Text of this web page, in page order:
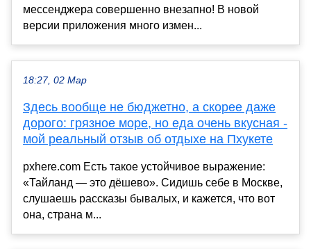
мессенджера совершенно внезапно! В новой
версии приложения много измен...
18:27, 02 Мар
Здесь вообще не бюджетно, а скорее даже
дорого: грязное море, но еда очень вкусная -
мой реальный отзыв об отдыхе на Пхукете
pxhere.com Есть такое устойчивое выражение:
«Тайланд — это дёшево». Сидишь себе в Москве,
слушаешь рассказы бывалых, и кажется, что вот
она, страна м...